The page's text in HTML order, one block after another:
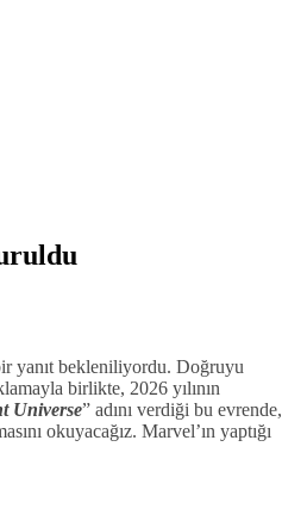
yanıt bekleniliyordu. Doğruyu
birlikte, 2026 yılının
Universe” adını verdiği bu evrende,
okuyacağız. Marvel’ın yaptığı